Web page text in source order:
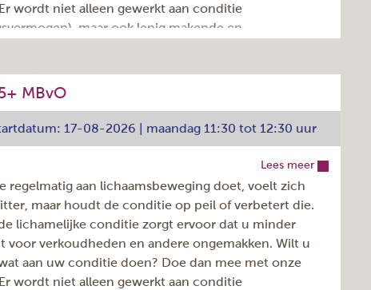
Elke week
922.050.037
05-07-2027
wordt niet alleen gewerkt aan conditie
maar ook lenig makende en
koffie/thee, weliswaar op eigen rekening. De
maandag
40
1
10:30 - 11:30u
Elke week
MBvO
17-08-2026 | maandag 11:30 tot 12:30 uur
Lees meer
regelmatig aan lichaamsbeweging doet, voelt zich
maar houdt de conditie op peil of verbetert die.
lichamelijke conditie zorgt ervoor dat u minder
voor verkoudheden en andere ongemakken. Wilt u
aan uw conditie doen? Doe dan mee met onze
wordt niet alleen gewerkt aan conditie